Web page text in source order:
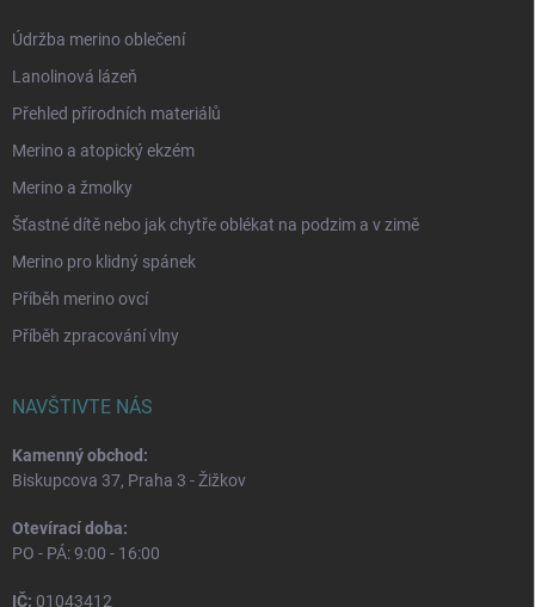
Údržba merino oblečení
Lanolinová lázeň
Přehled přírodních materiálů
Merino a atopický ekzém
Merino a žmolky
Šťastné dítě nebo jak chytře oblékat na podzim a v zimě
Merino pro klidný spánek
Příběh merino ovcí
Příběh zpracování vlny
NAVŠTIVTE NÁS
Kamenný obchod:
Biskupcova 37, Praha 3 - Žižkov
Otevírací doba:
PO - PÁ: 9:00 - 16:00
IČ: 01043412